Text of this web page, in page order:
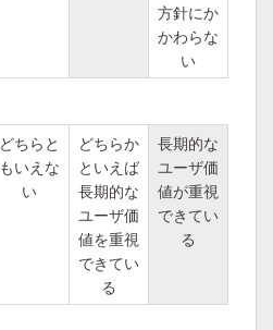
方針にか
かわらな
い
どちらと
もいえな
い
どちらか
といえば
長期的な
ユーザ価
値を重視
できてい
る
長期的な
ユーザ価
値が重視
できてい
る